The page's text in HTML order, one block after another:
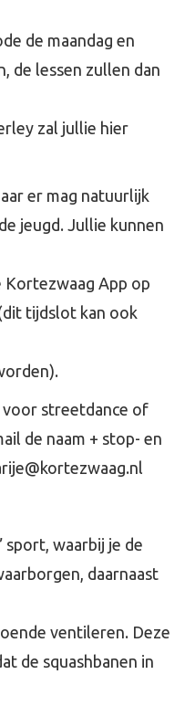
de maandag en
de lessen zullen dan
zal jullie hier
er mag natuurlijk
jeugd. Jullie kunnen
App op
tijdslot kan ook
voor streetdance of
de naam + stop- en
sport, waarbij je de
daarnaast
ventileren. Deze
de squashbanen in